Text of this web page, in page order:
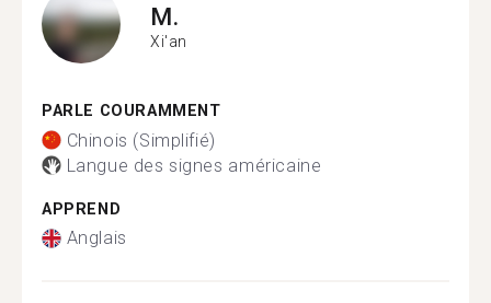
M.
Xi'an
PARLE COURAMMENT
Chinois (Simplifié)
Langue des signes américaine
APPREND
Anglais